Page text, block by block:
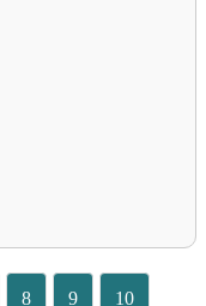
8 9 10